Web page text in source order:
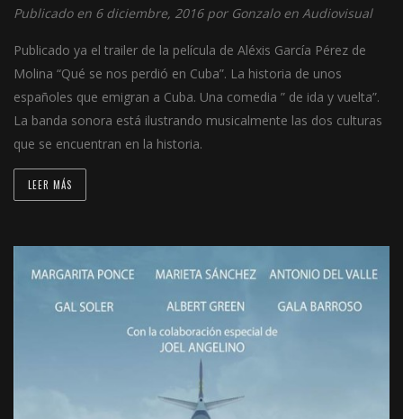
Publicado en 6 diciembre, 2016 por Gonzalo en Audiovisual
Publicado ya el trailer de la película de Aléxis García Pérez de
Molina “Qué se nos perdió en Cuba”. La historia de unos
españoles que emigran a Cuba. Una comedia ” de ida y vuelta”.
La banda sonora está ilustrando musicalmente las dos culturas
que se encuentran en la historia.
LEER MÁS